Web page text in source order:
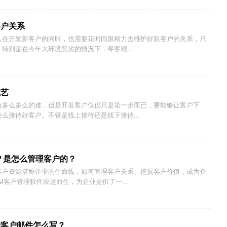
关系
开发新客户的同时，也需要花时间跟精力去维护好跟客户的关系，只
别是在今年大环境恶劣的情况下，寻客艰...
么多么的难，但是开发客户仅仅只是第一步而已，要能够让客户下
接待好客户。不管是线上接待还是线下接待...
怎么管理客户的？
资源堪称企业的生命线，如何管理客户关系、挖掘客户价值，成为企
户管理软件应运而生，为企业提供了一...